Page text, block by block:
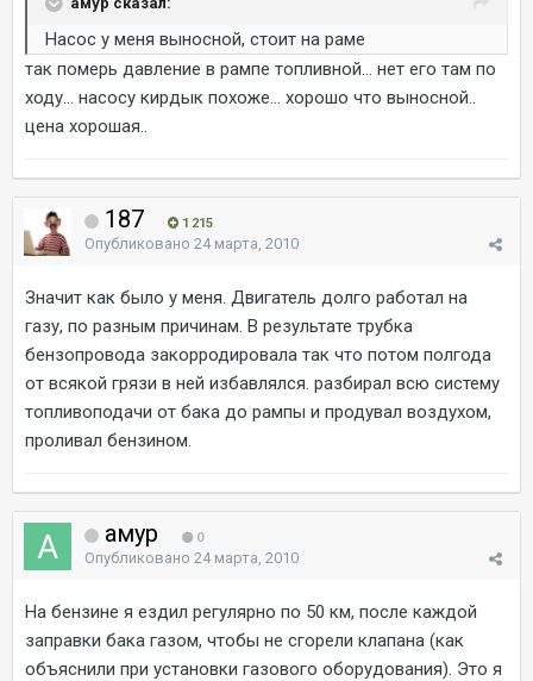
Насос у меня выносной, стоит на раме
так померь давление в рампе топливной... нет его там по
ходу... насосу кирдык похоже... хорошо что выносной..
цена хорошая..
187 1 215
Опубликовано 24 марта, 2010
Значит как было у меня. Двигатель долго работал на
газу, по разным причинам. В результате трубка
бензопровода закорродировала так что потом полгода
от всякой грязи в ней избавлялся. разбирал всю систему
топливоподачи от бака до рампы и продувал воздухом,
проливал бензином.
амур 0
Опубликовано 24 марта, 2010
На бензине я ездил регулярно по 50 км, после каждой
заправки бака газом, чтобы не сгорели клапана (как
объяснили при установки газового оборудования). Это я